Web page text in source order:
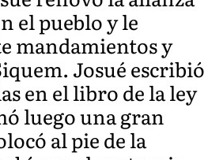
el pueblo y le
mandamientos y
Josué escribió
en el libro de la ley
luego una gran
al pie de la